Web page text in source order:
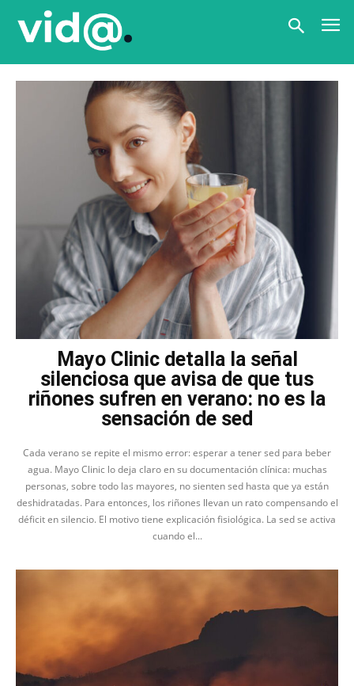
Mayo Clinic detalla la señal
silenciosa que avisa de que tus
riñones sufren en verano: no es la
sensación de sed
Cada verano se repite el mismo error: esperar a tener sed para beber
agua. Mayo Clinic lo deja claro en su documentación clínica: muchas
personas, sobre todo las mayores, no sienten sed hasta que ya están
deshidratadas. Para entonces, los riñones llevan un rato compensando el
déficit en silencio. El motivo tiene explicación fisiológica. La sed se activa
cuando el...